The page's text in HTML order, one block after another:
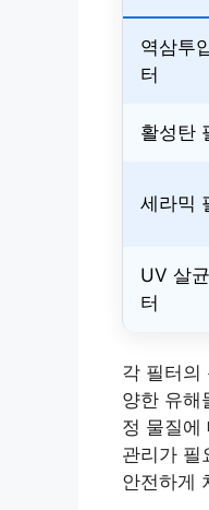
역삼투
터
활성탄
세라믹
UV 살
터
각 필터의
양한 유해
정 물질에
관리가 필
안전하게